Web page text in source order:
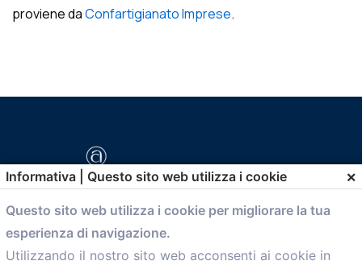
proviene daConfartigianato Imprese.
comunicazione@confartigianato.bo.it
Informativa | Questo sito web utilizza i cookie ×
Questo sito web utilizza i cookie per migliorare la tua
esperienza di navigazione.
Utilizzando il nostro sito web acconsenti ai cookie in